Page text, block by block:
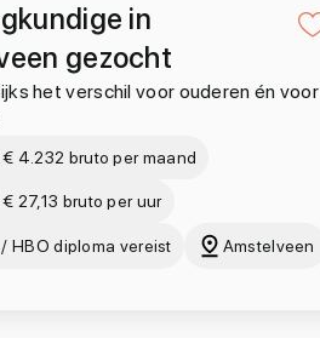
in
gezocht
het verschil voor ouderen én voor
4.232 bruto per maand
27,13 bruto per uur
HBO diploma vereist Amstelveen